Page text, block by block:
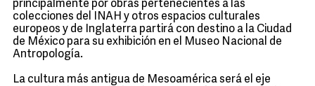
principalmente por obras pertenecientes a las
colecciones del INAH y otros espacios culturales
europeos y de Inglaterra partirá con destino a la Ciudad
de México para su exhibición en el Museo Nacional de
Antropología.
La cultura más antigua de Mesoamérica será el eje